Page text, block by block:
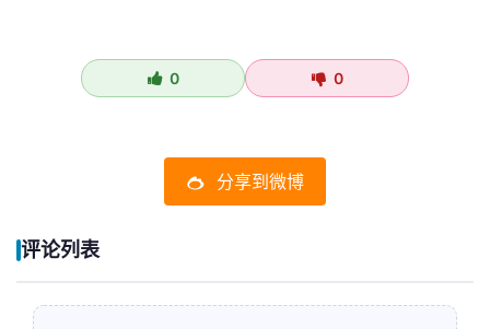
0 0
分享到微博
评论列表